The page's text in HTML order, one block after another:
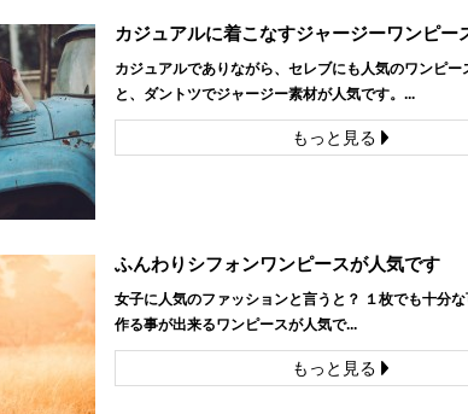
カジュアルに着こなすジャージーワンピー
カジュアルでありながら、セレブにも人気のワンピー
と、ダントツでジャージー素材が人気です。...
もっと見る
ふんわりシフォンワンピースが人気です
女子に人気のファッションと言うと？ １枚でも十分
作る事が出来るワンピースが人気で...
もっと見る